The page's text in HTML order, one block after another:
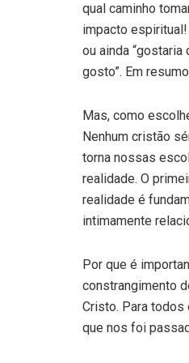
qual caminho
impacto
ou ainda
gosto”. Em
Mas, como
Nenhum cristão
torna nossas
realidade. O
realidade é
intimamente
Por que é
constrangimento
Cristo. Para todos
que nos foi